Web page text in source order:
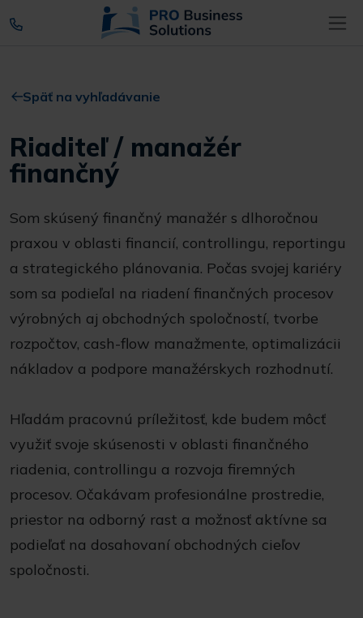
Späť na vyhľadávanie
Riaditeľ / manažér
finančný
Som skúsený finančný manažér s dlhoročnou
praxou v oblasti financií, controllingu, reportingu
a strategického plánovania. Počas svojej kariéry
som sa podieľal na riadení finančných procesov
výrobných aj obchodných spoločností, tvorbe
rozpočtov, cash-flow manažmente, optimalizácii
nákladov a podpore manažérskych rozhodnutí.
Hľadám pracovnú príležitosť, kde budem môcť
využiť svoje skúsenosti v oblasti finančného
riadenia, controllingu a rozvoja firemných
procesov. Očakávam profesionálne prostredie,
priestor na odborný rast a možnosť aktívne sa
podieľať na dosahovaní obchodných cieľov
spoločnosti.